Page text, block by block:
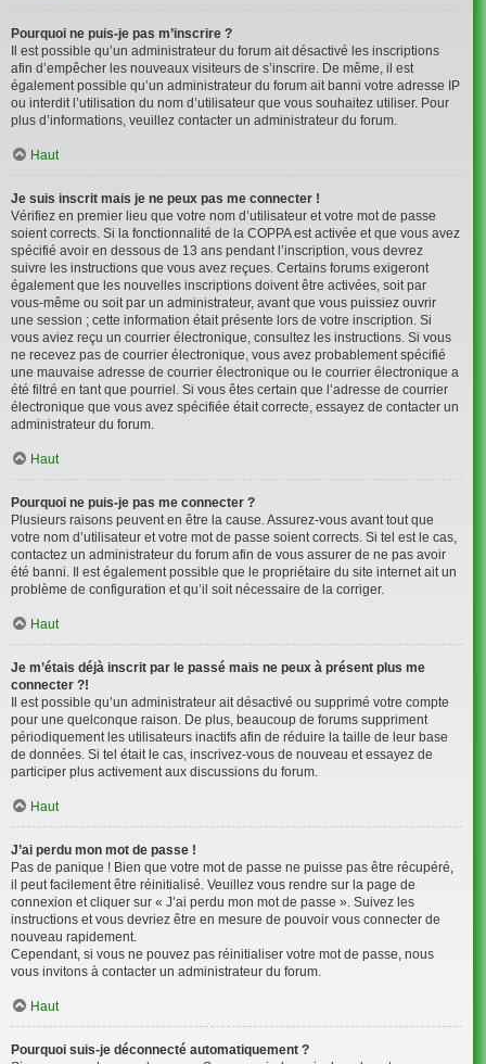
Pourquoi ne puis-je pas m’inscrire ?
Il est possible qu’un administrateur du forum ait désactivé les inscriptions
afin d’empêcher les nouveaux visiteurs de s’inscrire. De même, il est
également possible qu’un administrateur du forum ait banni votre adresse IP
ou interdit l’utilisation du nom d’utilisateur que vous souhaitez utiliser. Pour
plus d’informations, veuillez contacter un administrateur du forum.
Haut
Je suis inscrit mais je ne peux pas me connecter !
Vérifiez en premier lieu que votre nom d’utilisateur et votre mot de passe
soient corrects. Si la fonctionnalité de la COPPA est activée et que vous avez
spécifié avoir en dessous de 13 ans pendant l’inscription, vous devrez
suivre les instructions que vous avez reçues. Certains forums exigeront
également que les nouvelles inscriptions doivent être activées, soit par
vous-même ou soit par un administrateur, avant que vous puissiez ouvrir
une session ; cette information était présente lors de votre inscription. Si
vous aviez reçu un courrier électronique, consultez les instructions. Si vous
ne recevez pas de courrier électronique, vous avez probablement spécifié
une mauvaise adresse de courrier électronique ou le courrier électronique a
été filtré en tant que pourriel. Si vous êtes certain que l’adresse de courrier
électronique que vous avez spécifiée était correcte, essayez de contacter un
administrateur du forum.
Haut
Pourquoi ne puis-je pas me connecter ?
Plusieurs raisons peuvent en être la cause. Assurez-vous avant tout que
votre nom d’utilisateur et votre mot de passe soient corrects. Si tel est le cas,
contactez un administrateur du forum afin de vous assurer de ne pas avoir
été banni. Il est également possible que le propriétaire du site internet ait un
problème de configuration et qu’il soit nécessaire de la corriger.
Haut
Je m’étais déjà inscrit par le passé mais ne peux à présent plus me
connecter ?!
Il est possible qu’un administrateur ait désactivé ou supprimé votre compte
pour une quelconque raison. De plus, beaucoup de forums suppriment
périodiquement les utilisateurs inactifs afin de réduire la taille de leur base
de données. Si tel était le cas, inscrivez-vous de nouveau et essayez de
participer plus activement aux discussions du forum.
Haut
J’ai perdu mon mot de passe !
Pas de panique ! Bien que votre mot de passe ne puisse pas être récupéré,
il peut facilement être réinitialisé. Veuillez vous rendre sur la page de
connexion et cliquer sur « J’ai perdu mon mot de passe ». Suivez les
instructions et vous devriez être en mesure de pouvoir vous connecter de
nouveau rapidement.
Cependant, si vous ne pouvez pas réinitialiser votre mot de passe, nous
vous invitons à contacter un administrateur du forum.
Haut
Pourquoi suis-je déconnecté automatiquement ?